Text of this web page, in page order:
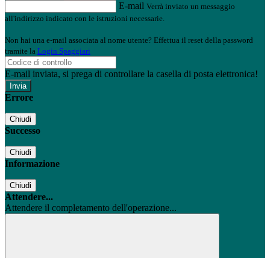
E-mail Verrà inviato un messaggio
all'indirizzo indicato con le istruzioni necessarie.
Non hai una e-mail associata al nome utente? Effettua il reset della password
tramite la Login Spaggiari
E-mail inviata, si prega di controllare la casella di posta elettronica!
Errore
Chiudi
Successo
Chiudi
Informazione
Chiudi
Attendere...
Attendere il completamento dell'operazione...